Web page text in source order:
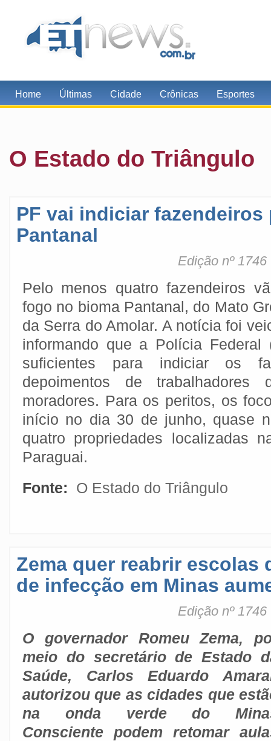
Home Últimas Cidade Crônicas Esportes
O Estado do Triângulo
PF vai indiciar
Pantanal
Edição nº
Pelo menos quatro fazendeiros
fogo no bioma Pantanal, do Mato
da Serra do Amolar. A notícia foi
informando que a Polícia Federal
suficientes para indiciar os
depoimentos de
moradores. Para os peritos, os
início no dia 30 de junho, quase
quatro propriedades localizadas
Paraguai.
Fonte:
O Estado do Triângulo
Zema quer reabrir escolas
de infecção em Minas
Edição nº
O governador Romeu Zema,
meio do secretário de Estado
Saúde, Carlos Eduardo
autorizou que as cidades que
na onda verde do
Consciente podem retomar